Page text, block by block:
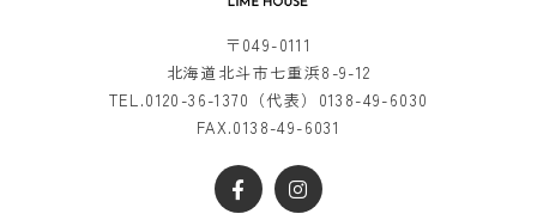
〒049-0111
北海道北斗市七重浜8-9-12
TEL.0120-36-1370 （代表） 0138-49-6030
FAX.0138-49-6031